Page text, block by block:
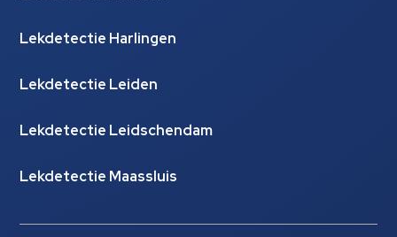
Lekdetectie Harlingen
Lekdetectie Leiden
Lekdetectie Leidschendam
Lekdetectie Maassluis